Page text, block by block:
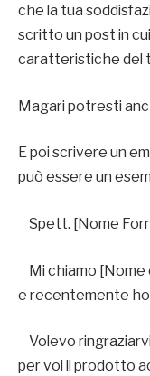
che la tua
scritto un post in
caratteristiche del
Magari potresti
E poi scrivere un
può essere un
Spett. [Nome
Mi chiamo [Nome
e recentemente
Volevo
per voi il prodotto